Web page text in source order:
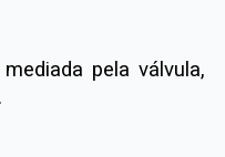
pela válvula,